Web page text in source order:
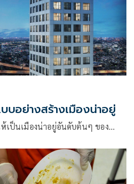
บอย่างสร้างเมืองน่าอยู่
ห้เป็นเมืองน่าอยู่อันดับต้นๆ ของ…